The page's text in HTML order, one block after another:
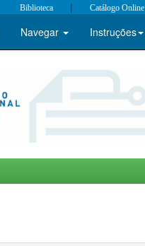
Biblioteca | Catálogo Online
Navegar Instruções